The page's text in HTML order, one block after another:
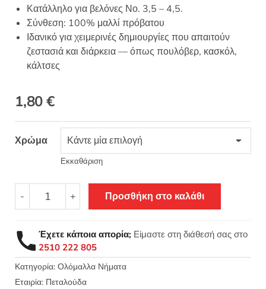
Κατάλληλο για βελόνες Νο. 3,5 – 4,5.
Σύνθεση: 100% μαλλί πρόβατου
Ιδανικό για χειμερινές δημιουργίες που απαιτούν
ζεστασιά και διάρκεια — όπως πουλόβερ, κασκόλ,
κάλτσες
1,80€
Χρώμα
Εκκαθάριση
-
Classico
Ολόμαλλο
ζεστό
νήμα
πλεξίματος
ιταλικό
+ Προσθήκη στο καλάθι
Έχετε κάποια απορία; Είμαστε στη διάθεσή σας στο
2510 222 805
Κατηγορία: Ολόμαλλα Νήματα
Εταιρία: Πεταλούδα